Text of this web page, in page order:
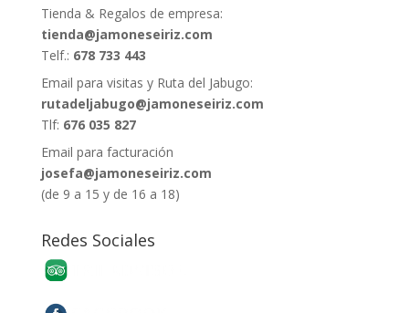
Tienda & Regalos de empresa:
tienda@jamoneseiriz.com
Telf.: 678 733 443
Email para visitas y Ruta del Jabugo:
rutadeljabugo@jamoneseiriz.com
Tlf: 676 035 827
Email para facturación
josefa@jamoneseiriz.com
(de 9 a 15 y de 16 a 18)
Redes Sociales